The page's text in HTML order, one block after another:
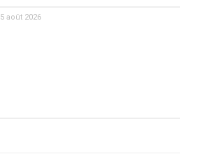
5 août 2026